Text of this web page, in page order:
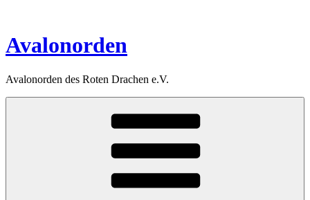
springen
Avalonorden
Avalonorden des Roten Drachen e.V.